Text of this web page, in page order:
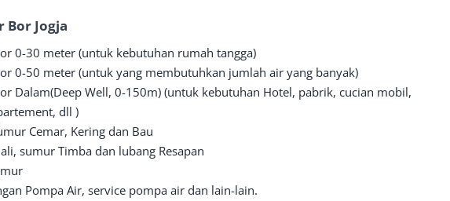
Bor Jogja
0-30 meter (untuk kebutuhan rumah tangga)
0-50 meter (untuk yang membutuhkan jumlah air yang banyak)
Dalam(Deep Well, 0-150m) (untuk kebutuhan Hotel, pabrik, cucian mobil,
dll )
Cemar, Kering dan Bau
sumur Timba dan lubang Resapan
Pompa Air, service pompa air dan lain-lain.